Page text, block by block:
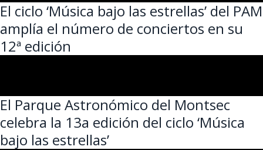
El ciclo ‘Música bajo las estrellas’ del PAM
amplía el número de conciertos en su
12ª edición
El Parque Astronómico del Montsec
celebra la 13a edición del ciclo ‘Música
bajo las estrellas’